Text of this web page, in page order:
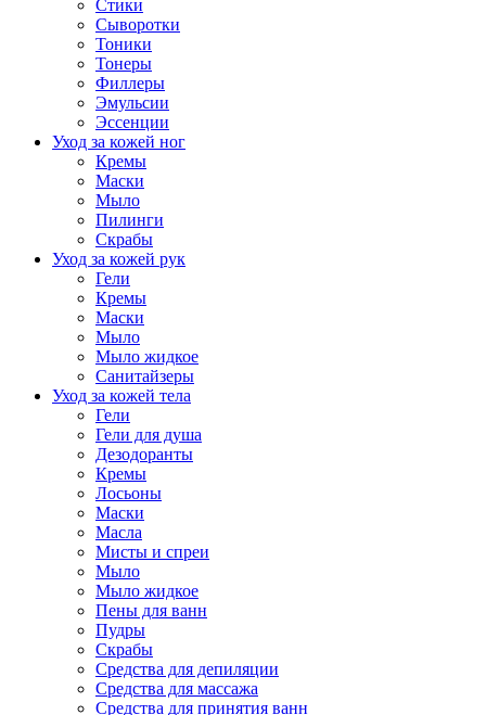
Стики
Сыворотки
Тоники
Тонеры
Филлеры
Эмульсии
Эссенции
Уход за кожей ног
Кремы
Маски
Мыло
Пилинги
Скрабы
Уход за кожей рук
Гели
Кремы
Маски
Мыло
Мыло жидкое
Санитайзеры
Уход за кожей тела
Гели
Гели для душа
Дезодоранты
Кремы
Лосьоны
Маски
Масла
Мисты и спреи
Мыло
Мыло жидкое
Пены для ванн
Пудры
Скрабы
Средства для депиляции
Средства для массажа
Средства для принятия ванн